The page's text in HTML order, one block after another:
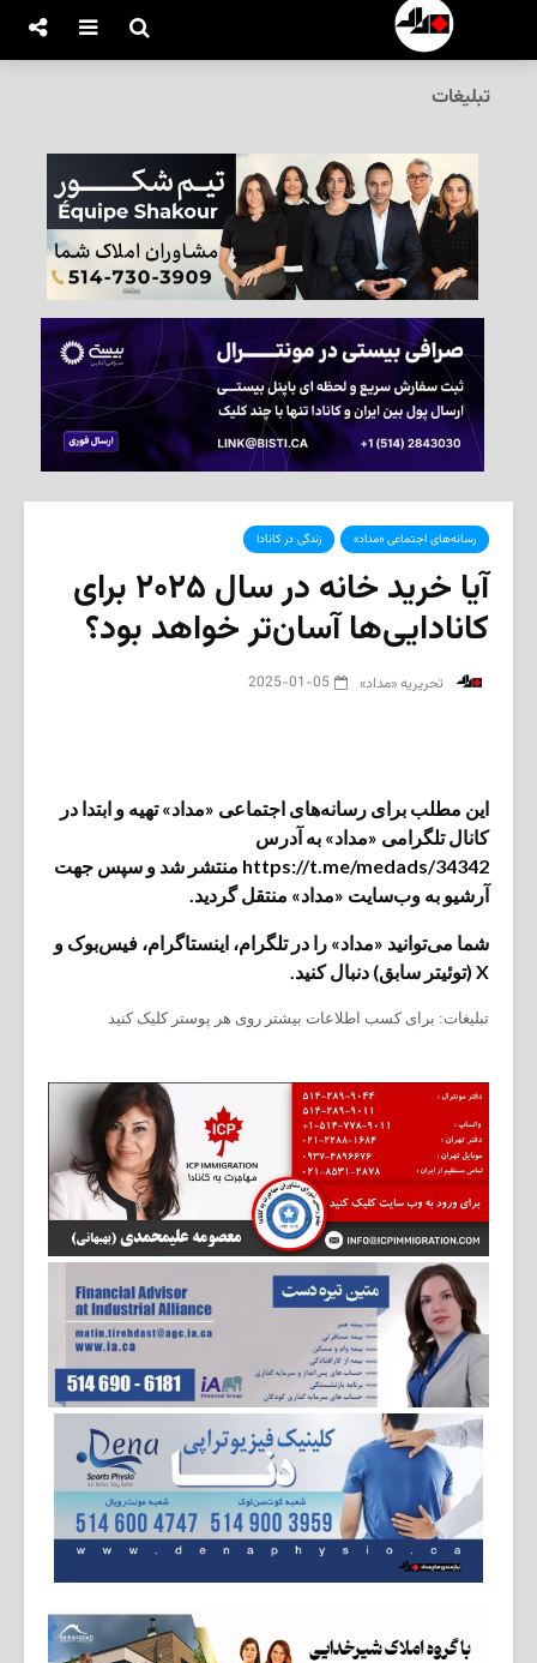
تبلیغات
رسانه‌های اجتماعی «مداد» زندگی در کانادا
آیا خرید خانه در سال ۲۰۲۵ برای
کانادایی‌ها آسان‌تر خواهد بود؟
‌ تحریریه «مداد» 2025-01-05
این مطلب برای رسانه‌های اجتماعی «مداد» تهیه و ابتدا در
کانال تلگرامی «مداد» به آدرس
https://t.me/medads/34342 منتشر شد و سپس جهت
آرشیو به وب‌سایت «مداد» منتقل گردید.
شما می‌توانید «مداد» را در تلگرام، اینستاگرام، فیس‌بوک و
X (توئیتر سابق) دنبال کنید.
تبلیغات: برای کسب اطلاعات بیشتر روی هر پوستر کلیک کنید